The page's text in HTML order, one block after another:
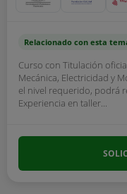
Relacionado con esta
Curso con Titulación
Mecánica, Electricidad y
el nivel requerido, podrá
Experiencia en taller...